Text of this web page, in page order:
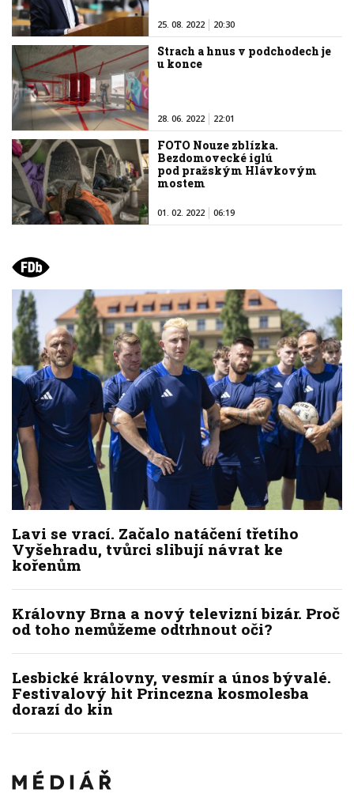
25. 08. 2022 20:30
Strach a hnus v podchodech je
u konce
28. 06. 2022 22:01
FOTO Nouze zblízka.
Bezdomovecké iglú
pod pražským Hlávkovým
mostem
01. 02. 2022 06:19
Lavi se vrací. Začalo natáčení třetího
Vyšehradu, tvůrci slibují návrat ke
kořenům
Královny Brna a nový televizní bizár. Proč
od toho nemůžeme odtrhnout oči?
Lesbické královny, vesmír a únos bývalé.
Festivalový hit Princezna kosmolesba
dorazí do kin